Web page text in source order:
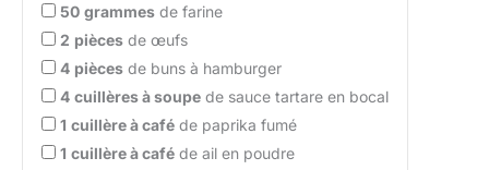
50 grammes de farine
2 pièces de œufs
4 pièces de buns à hamburger
4 cuillères à soupe de sauce tartare en bocal
1 cuillère à café de paprika fumé
1 cuillère à café de ail en poudre